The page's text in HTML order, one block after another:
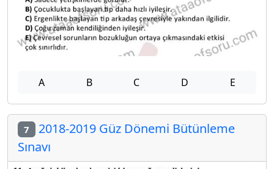
A B C D E
7 2018-2019 Güz Dönemi Bütünleme
Sınavı